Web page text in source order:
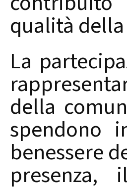
qualità
La
della
spendono
benessere